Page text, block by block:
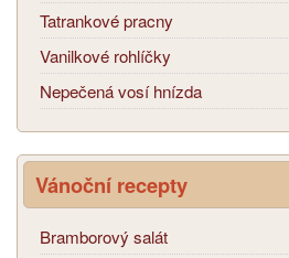
Tatrankové pracny
Vanilkové rohlíčky
Nepečená vosí hnízda
Vánoční recepty
Bramborový salát